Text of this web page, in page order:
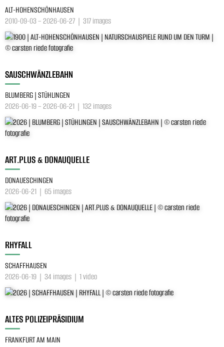
ALT-HOHENSCHÖNHAUSEN
2010-09-03 – 2026-06-27 | 317 images
SAUSCHWÄNZLEBAHN
BLUMBERG | STÜHLINGEN
2026-06-19 – 2026-06-21 | 132 images
ART.PLUS & DONAUQUELLE
DONAUESCHINGEN
2026-06-21 | 65 images
RHYFALL
SCHAFFHAUSEN
2026-06-19 | 34 images | 1 video
ALTES POLIZEIPRÄSIDIUM
FRANKFURT AM MAIN